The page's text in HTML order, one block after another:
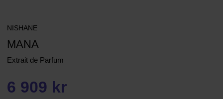
NISHANE
MANA
Extrait de Parfum
6 909 kr